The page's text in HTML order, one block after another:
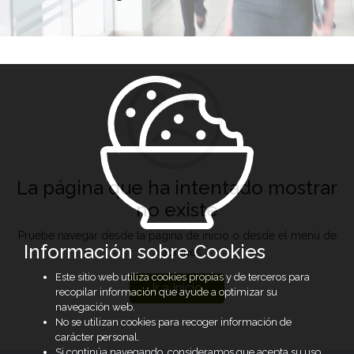
La página que ha intentado mostrar
no existe
Pruebe navegar desde la página de inicio o desde el menú de
opciones
Ir a Inicio
Información sobre Cookies
Este sitio web utiliza cookies propias y de terceros para
recopilar información que ayude a optimizar su
navegación web.
No se utilizan cookies para recoger información de
carácter personal.